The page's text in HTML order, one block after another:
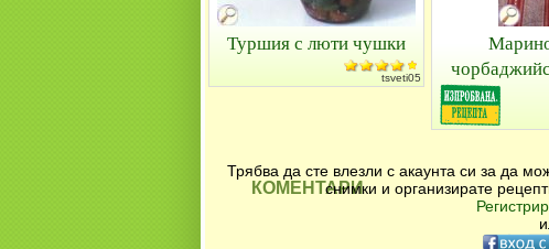
Туршия с люти чушки
tsveti05
КОМЕНТАРИ
Трябва да сте влезли с акаунта си за да
снимки и организирате